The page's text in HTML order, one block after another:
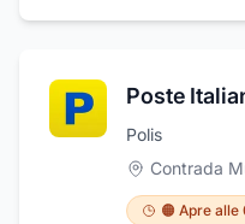
Gran sasso, 2
Poste
Polis
Contrada
🟠 Apre alle